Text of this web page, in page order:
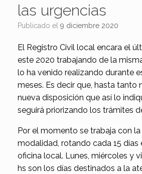
las urgencias
Publicado el 9 diciembre 2020
El Registro Civil local encara el
este 2020 trabajando de la
lo ha venido realizando durante
meses. Es decir que, hasta tanto
nueva disposición que así lo
seguirá priorizando los trámites
Por el momento se trabaja con
modalidad, rotando cada 15 días
oficina local. Lunes, miércoles y
hs son los días destinados a la